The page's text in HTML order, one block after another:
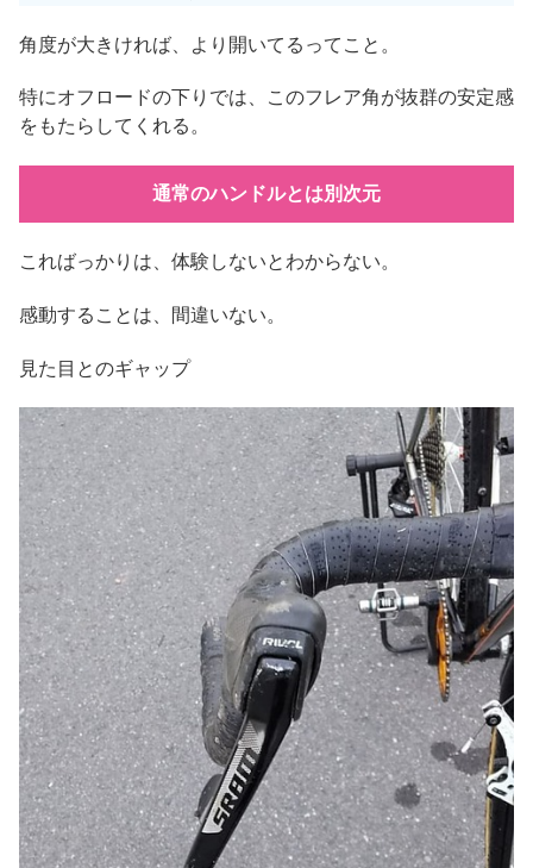
角度が大きければ、より開いてるってこと。
特にオフロードの下りでは、このフレア角が抜群の安定感
をもたらしてくれる。
通常のハンドルとは別次元
こればっかりは、体験しないとわからない。
感動することは、間違いない。
見た目とのギャップ